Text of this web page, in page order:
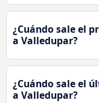
¿Cuándo sale el
a Valledupar?
¿Cuándo sale el
a Valledupar?